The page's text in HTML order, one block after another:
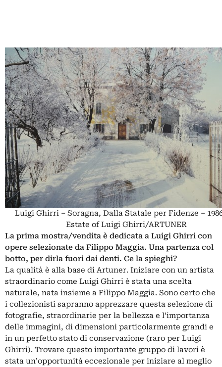
Luigi Ghirri – Soragna, Dalla Statale per Fidenze –
Estate of Luigi Ghirri/ARTUNER
La prima mostra/vendita è dedicata a Luigi Ghirri con
opere selezionate da Filippo Maggia. Una partenza col
botto, per dirla fuori dai denti. Ce la spieghi?
La qualità è alla base di Artuner. Iniziare con un artista
straordinario come Luigi Ghirri è stata una scelta
naturale, nata insieme a Filippo Maggia. Sono certo che
i collezionisti sapranno apprezzare questa selezione di
fotografie, straordinarie per la bellezza e l’importanza
delle immagini, di dimensioni particolarmente grandi e
in un perfetto stato di conservazione (raro per Luigi
Ghirri). Trovare questo importante gruppo di lavori è
stata un’opportunità eccezionale per iniziare al meglio